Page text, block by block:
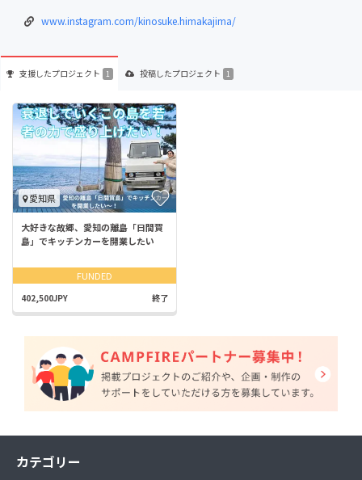
www.instagram.com/kinosuke.himakajima/
支援したプロジェクト 1 投稿したプロジェクト 1
愛知県
大好きな故郷、愛知の離島「日間賀
島」でキッチンカーを開業したい
FUNDED
402,500JPY 終了
カテゴリー